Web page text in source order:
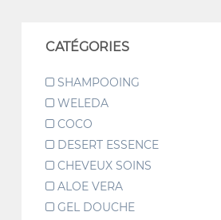
CATÉGORIES
SHAMPOOING
WELEDA
COCO
DESERT ESSENCE
CHEVEUX SOINS
ALOE VERA
GEL DOUCHE